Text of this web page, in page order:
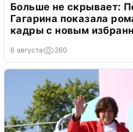
Больше не скрывает:
Гагарина показала
кадры с новым
6 августа 260